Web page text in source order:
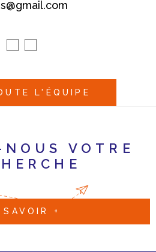
L'ÉQUIPE
VOTRE